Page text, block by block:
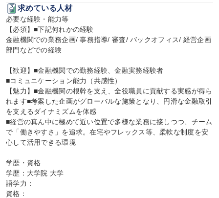
求めている人材
必要な経験・能力等
【必須】■下記何れかの経験
金融機関での業務企画/ 事務指導/ 審査/ バックオフィス/ 経営企画
部門などでの経験
【歓迎】■金融機関での勤務経験、金融実務経験者
■コミュニケーション能力（共感性）
【魅力】■金融機関の根幹を支え、全役職員に貢献する実感が得ら
れます■考案した企画がグローバルな施策となり、円滑な金融取引
を支えるダイナミズムを体感
■経営の真ん中に極めて近い位置で多様な業務に接しつつ、チーム
で「働きやすさ」を追求。在宅やフレックス等、柔軟な制度を安
心して活用できる環境
学歴・資格
学歴：大学院 大学
語学力：
資格：